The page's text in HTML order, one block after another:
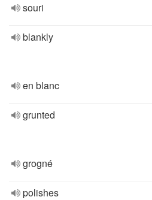
souri
blankly
en blanc
grunted
grogné
polishes